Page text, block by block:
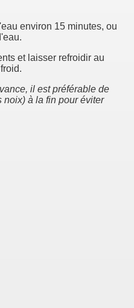
environ 15 minutes, ou
et laisser refroidir au
il est préférable de
noix) à la fin pour éviter